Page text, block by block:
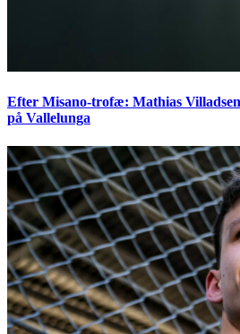
Efter Misano-trofæ: Mathias
på Vallelunga